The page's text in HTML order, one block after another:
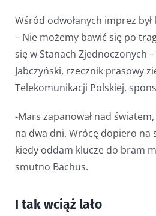
Wśród odwołanych imprez
– Nie możemy bawić się po
się w Stanach Zjednoczonych
Jabczyński, rzecznik prasowy
Telekomunikacji Polskiej,
-Mars zapanował nad
na dwa dni. Wrócę dopiero na
kiedy oddam klucze do bram
smutno Bachus.
I tak wciąż lało